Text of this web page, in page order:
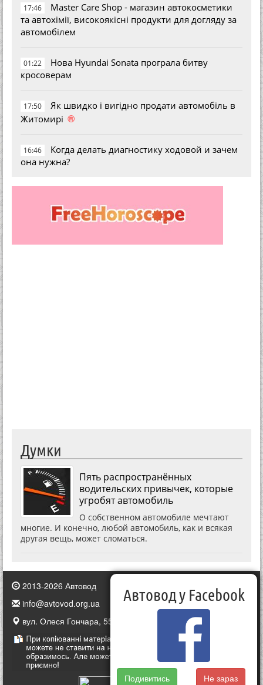
17:46
Master Care Shop - магазин автокосметики
та автохімії, високоякісні продукти для догляду за
автомобілем
01:22
Нова Hyundai Sonata програла битву
кросоверам
17:50
Як швидко і вигідно продати автомобіль в
Житомирі ®
16:46
Когда делать диагностику ходовой и зачем
она нужна?
Думки
Пять распространённых
водительских привычек, которые
угробят автомобиль
О собственном автомобиле мечтают
многие. И конечно, любой автомобиль, как и всякая
другая вещь, может сломаться.
2013-2026 Автовод
info@avtovod.org.ua
вул. Олеся Гончара, 55, Київ, Україна
Автовод у Facebook
Подивитись Не зараз